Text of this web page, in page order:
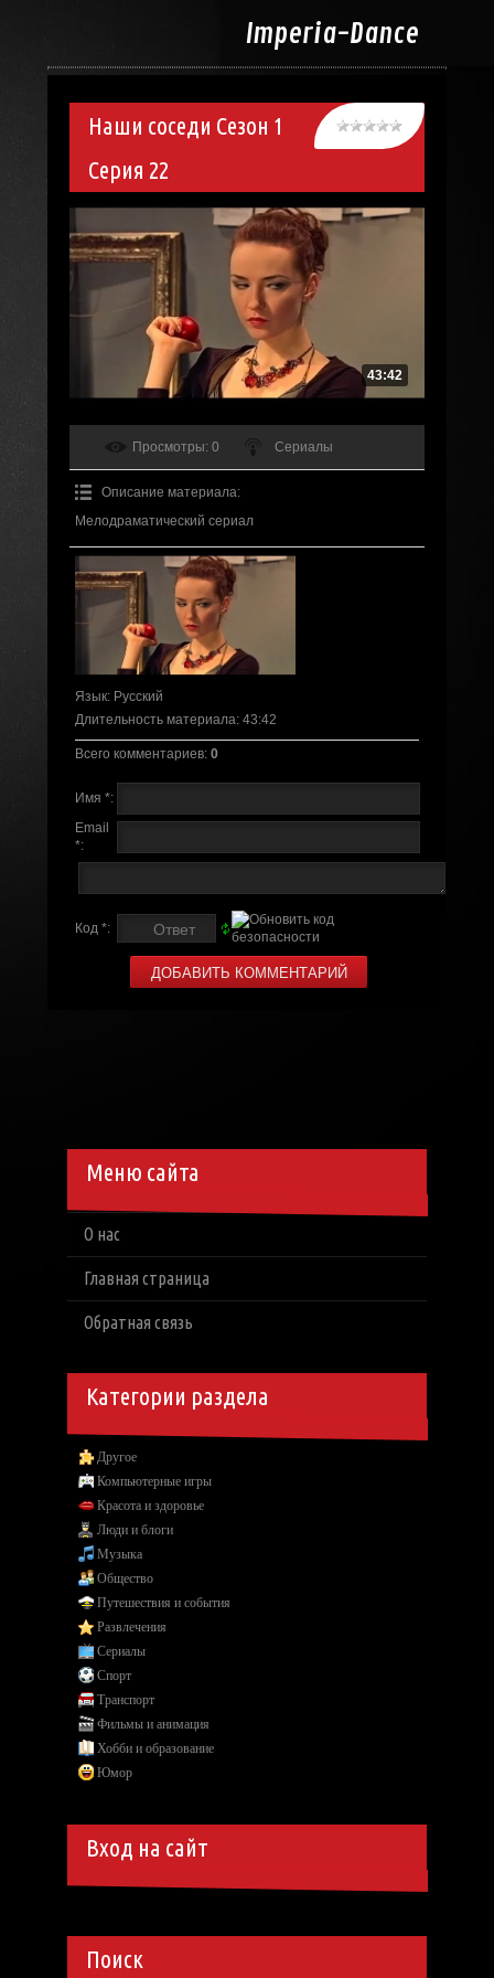
Imperia-Dance
Наши соседи Сезон 1
Серия 22
43:42
Просмотры: 0 Сериалы
Описание материала:
Мелодраматический сериал
Язык: Русский
Длительность материала: 43:42
Всего комментариев: 0
Имя *:
Email
*:
Код *:
Меню сайта
О нас
Главная страница
Обратная связь
Категории раздела
Другое
Компьютерные игры
Красота и здоровье
Люди и блоги
Музыка
Общество
Путешествия и события
Развлечения
Сериалы
Спорт
Транспорт
Фильмы и анимация
Хобби и образование
Юмор
Вход на сайт
Поиск